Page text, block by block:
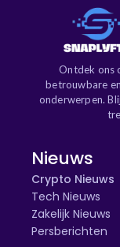
Ontdek ons
betrouwbare
onderwerpen.
Nieuws
Crypto Nieuws
Tech Nieuws
Zakelijk Nieuws
Persberichten